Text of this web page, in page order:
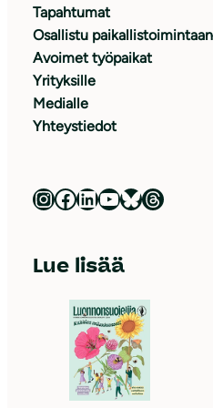
Tapahtumat
Osallistu paikallistoimintaan
Avoimet työpaikat
Yrityksille
Medialle
Yhteystiedot
Luonnonsuojeluliitto Instagramissa Luonnonsuojeluliitto Facebookissa Luonnonsuojeluliitto LinkedInissä Luonnonsuojeluliiton YouTube-kanava Luonnonsuojeluliitto Blueskyssa Luonnonsuojeluliitto Threadsissa
Lue lisää